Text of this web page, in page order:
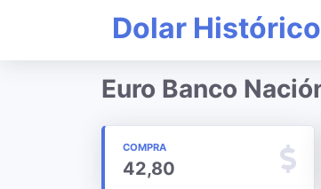
Dolar Histórico
Euro Banco
COMPRA
42,80